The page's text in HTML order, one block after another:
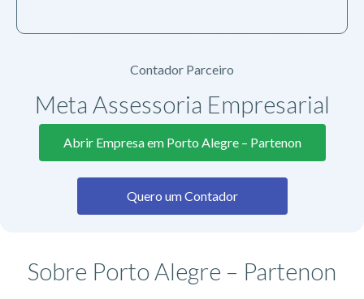
Contador Parceiro
Meta Assessoria Empresarial
Abrir Empresa em Porto Alegre – Partenon
Quero um Contador
Sobre Porto Alegre – Partenon